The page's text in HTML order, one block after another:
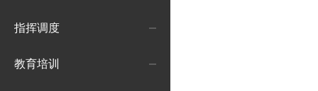
指挥调度
教育培训